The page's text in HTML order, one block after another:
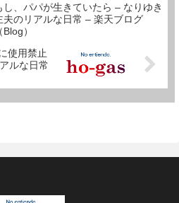
し、パパが生きていたら – なりゆき
夫のリアルな日常 – 楽天ブログ
（Blog）
使用禁止
ルな日常